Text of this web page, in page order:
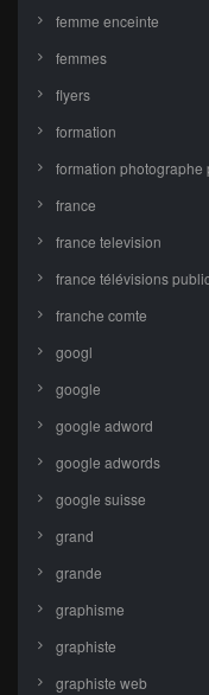
femme enceinte
femmes
flyers
formation
formation photographe
france
france television
france télévisions
franche comte
googl
google
google adword
google adwords
google suisse
grand
grande
graphisme
graphiste
graphiste web